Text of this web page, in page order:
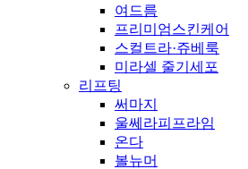
여드름
프리미엄스킨케어
스컬트라·쥬베룩
미라셀 줄기세포
리프팅
써마지
울쎄라피프라임
온다
볼뉴머